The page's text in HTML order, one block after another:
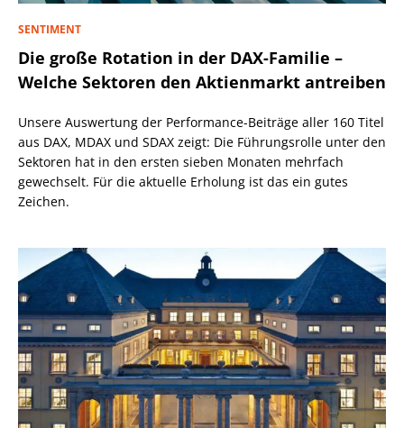
SENTIMENT
Die große Rotation in der DAX-Familie –
Welche Sektoren den Aktienmarkt antreiben
Unsere Auswertung der Performance-Beiträge aller 160 Titel
aus DAX, MDAX und SDAX zeigt: Die Führungsrolle unter den
Sektoren hat in den ersten sieben Monaten mehrfach
gewechselt. Für die aktuelle Erholung ist das ein gutes
Zeichen.